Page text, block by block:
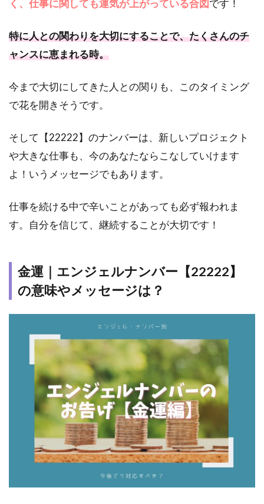
く、仕事に関しても運気が上がっている合図です！
特に人との関わりを大切にすることで、たくさんのチ
ャンスに恵まれる時。
今まで大切にしてきた人との関りも、このタイミング
で花を開きそうです。
そして【22222】のナンバーは、新しいプロジェクト
や大きな仕事も、今のあなたならこなしていけます
よ！いうメッセージでもあります。
仕事を続ける中で辛いことがあっても必ず報われま
す。自分を信じて、継続することが大切です！
金運｜エンジェルナンバー【22222】
の意味やメッセージは？